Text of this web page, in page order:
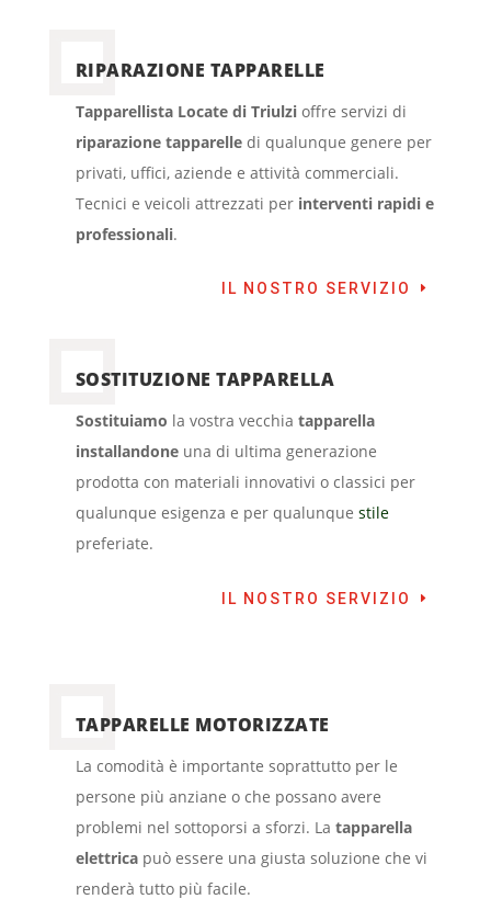
RIPARAZIONE TAPPARELLE
Tapparellista Locate di Triulzioffre servizi di
riparazione tapparelledi qualunque genere per
privati, uffici, aziende e attività commerciali.
Tecnici e veicoli attrezzati per interventi rapidi e
professionali.
IL NOSTRO SERVIZIO
SOSTITUZIONE TAPPARELLA
Sostituiamo la vostra vecchia tapparella
installandoneuna di ultima generazione
prodotta con materiali innovativi o classici per
qualunque esigenza e per qualunque stile
preferiate.
IL NOSTRO SERVIZIO
TAPPARELLE MOTORIZZATE
La comodità è importante soprattutto per le
persone più anziane o che possano avere
problemi nel sottoporsi a sforzi. La tapparella
elettricapuò essere una giusta soluzione che vi
renderà tutto più facile.